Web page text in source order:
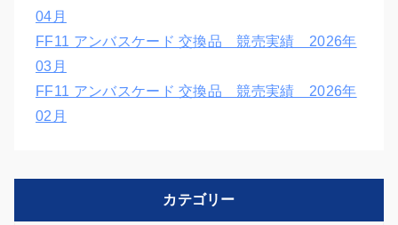
04月
FF11 アンバスケード 交換品 競売実績 2026年
03月
FF11 アンバスケード 交換品 競売実績 2026年
02月
カテゴリー